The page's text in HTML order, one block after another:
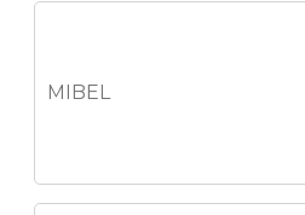
MIBEL